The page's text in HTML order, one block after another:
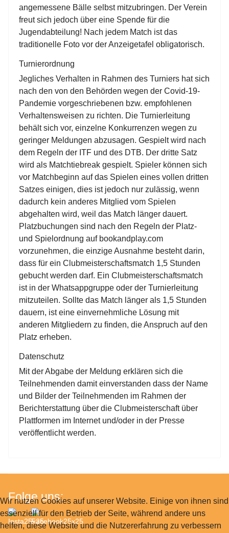
angemessene Bälle selbst mitzubringen. Der Verein
freut sich jedoch über eine Spende für die
Jugendabteilung! Nach jedem Match ist das
traditionelle Foto vor der Anzeigetafel obligatorisch.
Turnierordnung
Jegliches Verhalten in Rahmen des Turniers hat sich
nach den von den Behörden wegen der Covid-19-
Pandemie vorgeschriebenen bzw. empfohlenen
Verhaltensweisen zu richten. Die Turnierleitung
behält sich vor, einzelne Konkurrenzen wegen zu
geringer Meldungen abzusagen. Gespielt wird nach
dem Regeln der ITF und des DTB. Der dritte Satz
wird als Matchtiebreak gespielt. Spieler können sich
vor Matchbeginn auf das Spielen eines vollen dritten
Satzes einigen, dies ist jedoch nur zulässig, wenn
dadurch kein anderes Mitglied vom Spielen
abgehalten wird, weil das Match länger dauert.
Platzbuchungen sind nach den Regeln der Platz-
und Spielordnung auf bookandplay.com
vorzunehmen, die einzige Ausnahme besteht darin,
dass für ein Clubmeisterschaftsmatch 1,5 Stunden
gebucht werden darf. Ein Clubmeisterschaftsmatch
ist in der Whatsappgruppe oder der Turnierleitung
mitzuteilen. Sollte das Match länger als 1,5 Stunden
dauern, ist eine einvernehmliche Lösung mit
anderen Mitgliedern zu ﬁnden, die Anspruch auf den
Platz erheben.
Datenschutz
Mit der Abgabe der Meldung erklären sich die
Teilnehmenden damit einverstanden dass der Name
und Bilder der Teilnehmenden im Rahmen der
Berichterstattung über die Clubmeisterschaft über
Plattformen im Internet und/oder in der Presse
veröffentlicht werden.
Folge uns:
Wir nutzen Cookies auf unserer Website. Einige von ihnen sind
essenziell für den Betrieb der Seite, während andere uns
helfen, diese Website und die Nutzererfahrung zu verbessern